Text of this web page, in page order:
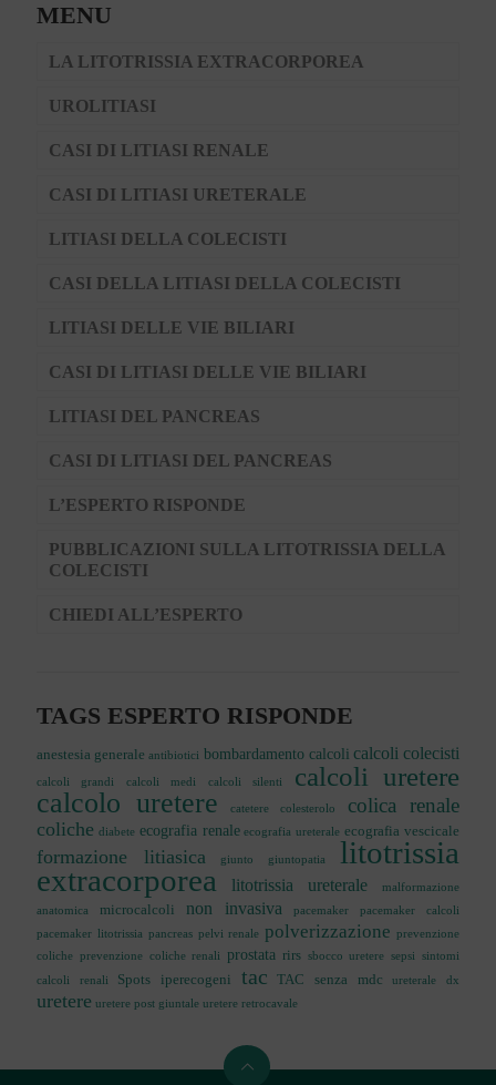
MENU
LA LITOTRISSIA EXTRACORPOREA
UROLITIASI
CASI DI LITIASI RENALE
CASI DI LITIASI URETERALE
LITIASI DELLA COLECISTI
CASI DELLA LITIASI DELLA COLECISTI
LITIASI DELLE VIE BILIARI
CASI DI LITIASI DELLE VIE BILIARI
LITIASI DEL PANCREAS
CASI DI LITIASI DEL PANCREAS
L’ESPERTO RISPONDE
PUBBLICAZIONI SULLA LITOTRISSIA DELLA
COLECISTI
CHIEDI ALL’ESPERTO
TAGS ESPERTO RISPONDE
anestesia generale antibiotici bombardamento calcoli calcoli colecisti
calcoli grandi calcoli medi calcoli silenti calcoli uretere
calcolo uretere catetere colesterolo colica renale
coliche diabete ecografia renale ecografia ureterale ecografia vescicale
formazione litiasica giunto giuntopatia litotrissia
extracorporea litotrissia ureterale
malformazione
anatomica
microcalcoli non invasiva pacemaker
pacemaker calcoli
pacemaker litotrissia pancreas pelvi renale polverizzazione prevenzione
coliche prevenzione coliche renali prostata rirs sbocco uretere sepsi
sintomi
calcoli renali
Spots iperecogeni tac TAC senza mdc ureterale dx
uretere uretere post giuntale uretere retrocavale